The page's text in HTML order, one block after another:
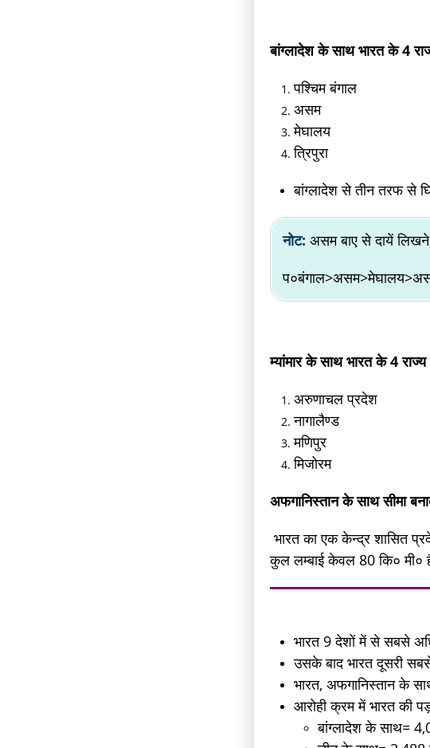
बांग्लादेश के साथ भारत के 4
पश्चिम बंगाल
असम
मेघालय
त्रिपुरा
बांग्लादेश से तीन तरफ से
नोट: असम बाए से दायें लिखने
म्यांमार के साथ भारत के 4
अरुणाचल प्रदेश
नागालैण्ड
मणिपुर
मिजोरम
अफगानिस्तान के साथ सीमा
भारत का एक केन्द्र शासित
कुल लम्बाई केवल 80 कि० मी०
भारत 9 देशों में से सबसे
उसके बाद भारत दूसरी
भारत, अफगानिस्तान के
आरोही क्रम में भारत की
बांग्लादेश के साथ=